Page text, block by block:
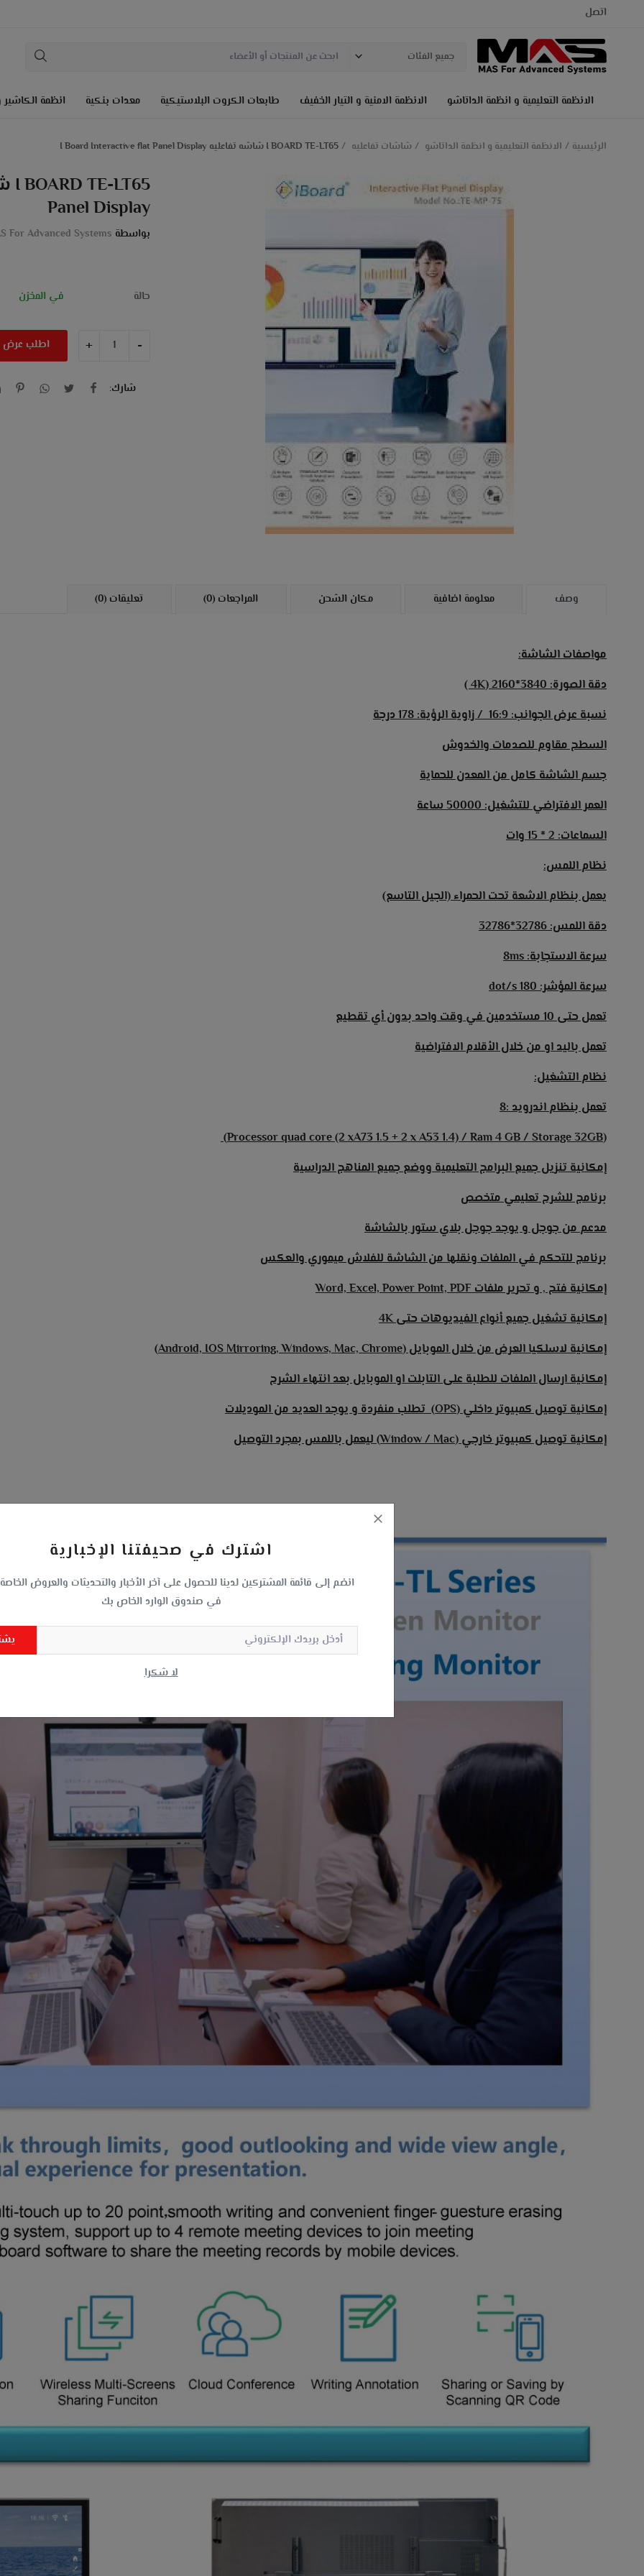
اتصل
جميع الفئات
الانظمة التعليمية و انظمة الداتاشو الانظمة الامنية و التيار الخفيف طابعات الكروت البلاستيكية معدات بنكية انظمة الكاشير
اشترك في صحيفتنا الإخبارية
انضم إلى قائمة المشتركين لدينا للحصول على آخر الأخبار والتحديثات والعروض
في صندوق الوارد الخاص بك
لا شكرا
الرئيسية الانظمة التعليمية و انظمة الداتاشو شاشات تفاعليه I BOARD TE-LT65 شاشه تفاعليه I Board Interactive flat Panel Display
Panel Display
بواسطة For Advanced Systems
حالة في المخزن
-
+ اطلب
شارك:
وصف معلومة اضافية مكان الشحن المراجعات (0) تعليقات (0)
مواصفات الشاشة:
دقة الصورة: 3840*2160 (4K )
نسبة عرض الجوانب: 16:9 / زاوية الرؤية: 178 درجة
السطح مقاوم للصدمات والخدوش
جسم الشاشة كامل من المعدن للحماية
العمر الافتراضي للتشغيل: 50000 ساعة
السماعات: 2 * 15 وات
نظام اللمس:
يعمل بنظام الاشعة تحت الحمراء (الجيل التاسع)
دقة اللمس: 32786*32786
سرعة الاستجابة: 8ms
سرعة المؤشر: 180 dot/s
تعمل حتى 10 مستخدمين في وقت واحد بدون أي تقطيع
تعمل باليد او من خلال الأقلام الافتراضية
نظام التشغيل:
تعمل بنظام اندرويد :8
(Processor quad core (2 xA73 1.5 + 2 x A53 1.4) / Ram 4 GB / Storage 32GB)
إمكانية تنزيل جميع البرامج التعليمية ووضع جميع المناهج الدراسية
برنامج للشرح تعليمي متخصص
مدعم من جوجل و يوجد جوجل بلاي ستور بالشاشة
برنامج للتحكم في الملفات ونقلها من الشاشة للفلاش ميموري والعكس
إمكانية فتح , و تحرير ملفات Word, Excel, Power Point, PDF
إمكانية تشغيل جميع أنواع الفيديوهات حتى 4K
إمكانية لاسلكيا العرض من خلال الموبايل (Android, IOS Mirroring, Windows, Mac, Chrome)
إمكانية ارسال الملفات للطلبة على التابلت او الموبايل بعد انتهاء الشرح
إمكانية توصيل كمبيوتر داخلي (OPS) تطلب منفردة و يوجد العديد من الموديلات
إمكانية توصيل كمبيوتر خارجي (Window / Mac) ليعمل باللمس بمجرد التوصيل